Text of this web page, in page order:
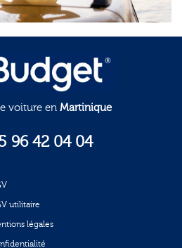
voiture en Martinique
96 42 04 04
utilitaire
légales